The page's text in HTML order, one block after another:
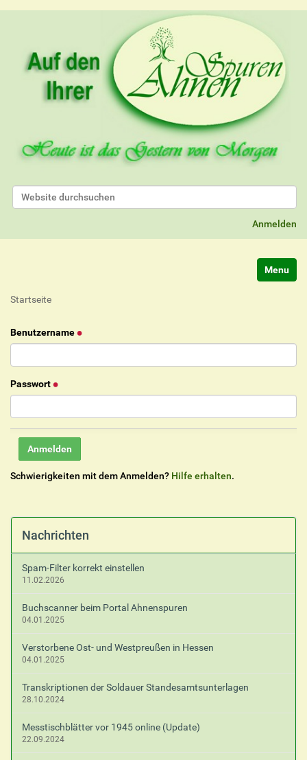
Website durchsuchen
Anmelden
Startseite
Benutzername
Passwort
Schwierigkeiten mit dem Anmelden? Hilfe erhalten.
Nachrichten
Spam-Filter korrekt einstellen
11.02.2026
Buchscanner beim Portal Ahnenspuren
04.01.2025
Verstorbene Ost- und Westpreußen in Hessen
04.01.2025
Transkriptionen der Soldauer Standesamtsunterlagen
28.10.2024
Messtischblätter vor 1945 online (Update)
22.09.2024